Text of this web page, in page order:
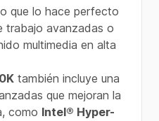
que lo hace perfecto
trabajo avanzadas o
multimedia en alta
también incluye una
que mejoran la
como Intel® Hyper-